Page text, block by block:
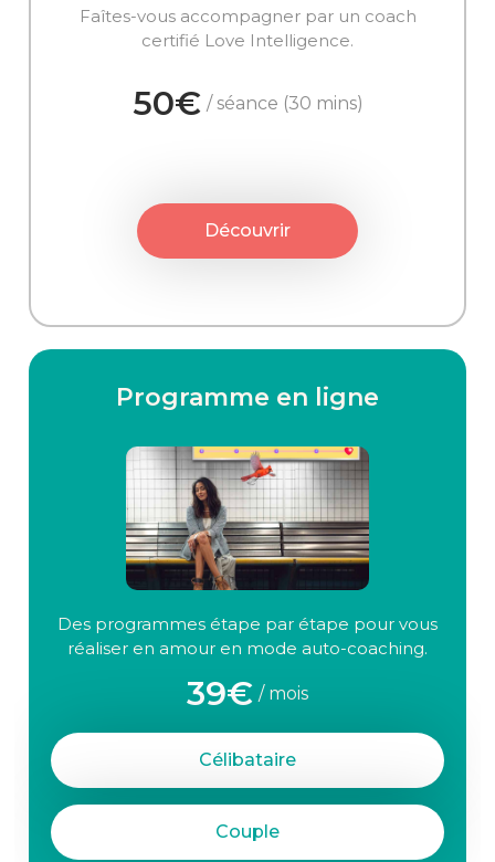
Faîtes-vous accompagner par un coach
certifié Love Intelligence.
50€ / séance (30 mins)
Découvrir
Programme en ligne
Des programmes étape par étape pour vous
réaliser en amour en mode auto-coaching.
39€ / mois
Célibataire
Couple